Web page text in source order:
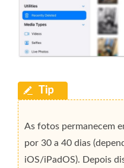
As fotos permanecem
por 30 a 40 dias
iOS/iPadOS). Depois